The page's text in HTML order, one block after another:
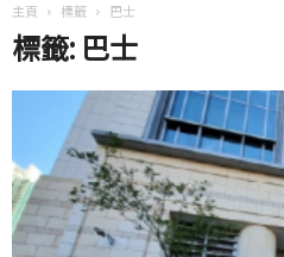
主頁 標籤 巴士
標籤: 巴士